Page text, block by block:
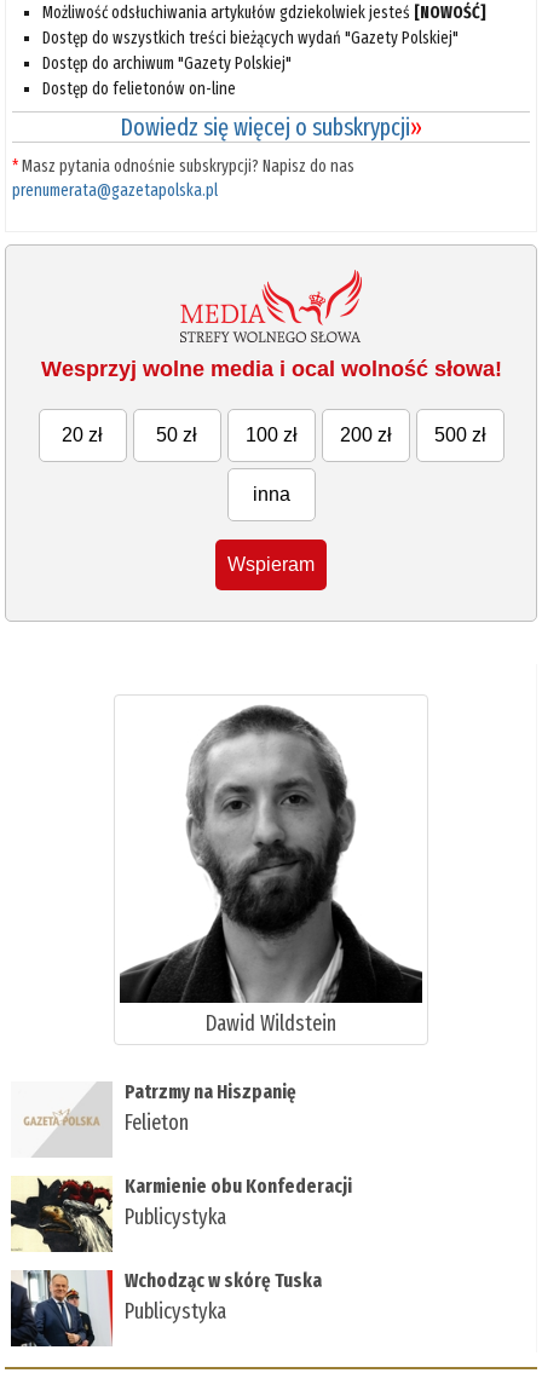
Możliwość odsłuchiwania artykułów gdziekolwiek jesteś [NOWOŚĆ]
Dostęp do wszystkich treści bieżących wydań "Gazety Polskiej"
Dostęp do archiwum "Gazety Polskiej"
Dostęp do felietonów on-line
Dowiedz się więcej o subskrypcji»
*Masz pytania odnośnie subskrypcji? Napisz do nas
prenumerata@gazetapolska.pl
Wesprzyj wolne media i ocal wolność słowa!
20 zł 50 zł 100 zł 200 zł 500 zł
inna
Wspieram
Dawid Wildstein
Patrzmy na Hiszpanię
Felieton
Karmienie obu Konfederacji
Publicystyka
Wchodząc w skórę Tuska
Publicystyka